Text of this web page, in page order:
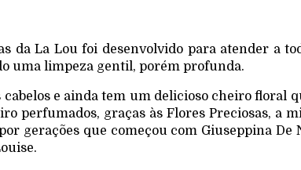
da La Lou foi desenvolvido para atender a
uma limpeza gentil, porém profunda.
cabelos e ainda tem um delicioso cheiro floral
perfumados, graças às Flores Preciosas, a
gerações que começou com Giuseppina De